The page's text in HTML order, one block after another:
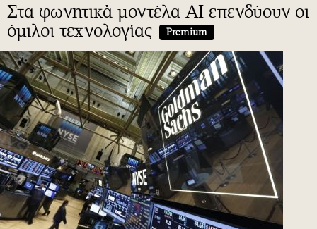
Στα φωνητικά μοντέλα AI επενδύουν οι
όμιλοι τεχνολογίας
Premium